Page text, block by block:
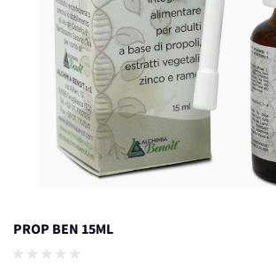
PROP BEN 15ML